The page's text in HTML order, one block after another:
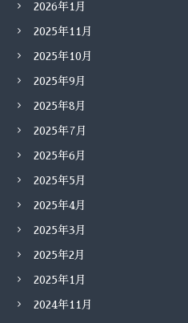
2026年1月
2025年11月
2025年10月
2025年9月
2025年8月
2025年7月
2025年6月
2025年5月
2025年4月
2025年3月
2025年2月
2025年1月
2024年11月